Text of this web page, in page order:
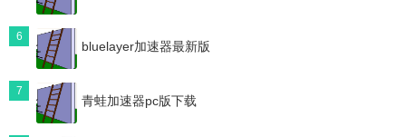
6
bluelayer加速器最新版
7
青蛙加速器pc版下载